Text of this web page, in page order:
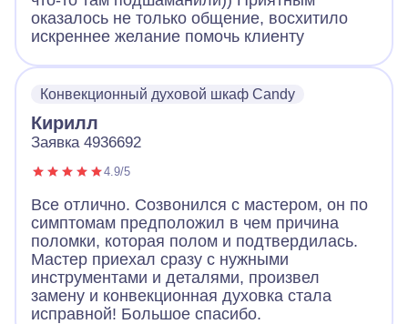
оказалось не только общение, восхитило
искреннее желание помочь клиенту
Конвекционный духовой шкаф Candy
Кирилл
Заявка 4936692
4.9/5
Все отлично. Созвонился с мастером, он по
симптомам предположил в чем причина
поломки, которая полом и подтвердилась.
Мастер приехал сразу с нужными
инструментами и деталями, произвел
замену и конвекционная духовка стала
исправной! Большое спасибо.